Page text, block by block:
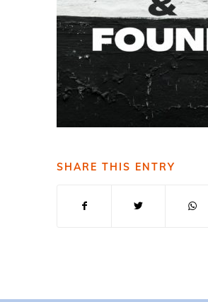
SHARE THIS ENTRY